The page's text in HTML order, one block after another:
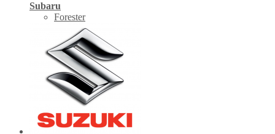
Subaru
Forester